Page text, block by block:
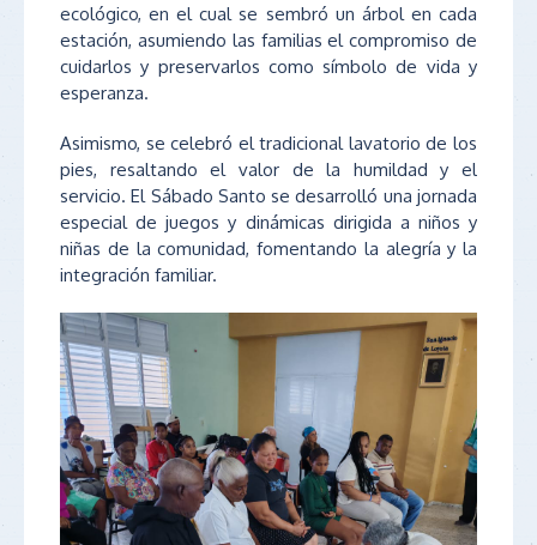
ecológico, en el cual se sembró un árbol en cada
estación, asumiendo las familias el compromiso de
cuidarlos y preservarlos como símbolo de vida y
esperanza.
Asimismo, se celebró el tradicional lavatorio de los
pies, resaltando el valor de la humildad y el
servicio. El Sábado Santo se desarrolló una jornada
especial de juegos y dinámicas dirigida a niños y
niñas de la comunidad, fomentando la alegría y la
integración familiar.